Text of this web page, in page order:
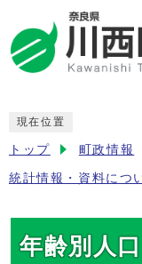
現在位置
トップ 町政情報
統計情報・資料につ
年齢別人